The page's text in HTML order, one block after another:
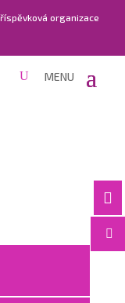
organizace

